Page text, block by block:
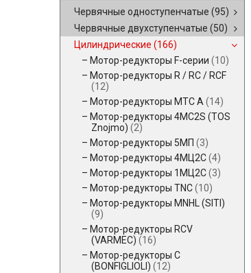
Червячные одноступенчатые (95)
Червячные двухступенчатые (50)
Цилиндрические (166)
Мотор-редукторы F-серии (10)
Мотор-редукторы R / RC / RCF
(12)
Мотор-редукторы MTC A (14)
Мотор-редукторы 4MC2S (TOS
Znojmo) (2)
Мотор-редукторы 5МП (3)
Мотор-редукторы 4МЦ2С(4)
Мотор-редукторы 1МЦ2С(3)
Мотор-редукторы TNC(10)
Мотор-редукторы MNHL (SITI)
(9)
Мотор-редукторы RCV
(VARMEC) (16)
Мотор-редукторы C
(BONFIGLIOLI) (12)